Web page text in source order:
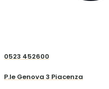
0523 452600
P.le Genova 3 Piacenza